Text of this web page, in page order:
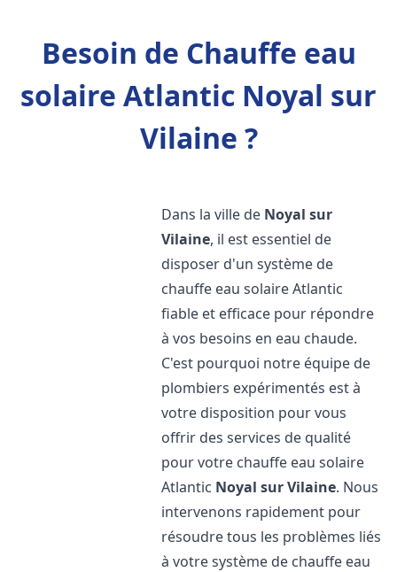
Besoin de Chauffe eau
solaire Atlantic Noyal sur
Vilaine ?
Dans la ville de Noyal sur
Vilaine, il est essentiel de
disposer d'un système de
chauffe eau solaire Atlantic
fiable et efficace pour répondre
à vos besoins en eau chaude.
C'est pourquoi notre équipe de
plombiers expérimentés est à
votre disposition pour vous
offrir des services de qualité
pour votre chauffe eau solaire
Atlantic Noyal sur Vilaine. Nous
intervenons rapidement pour
résoudre tous les problèmes liés
à votre système de chauffe eau